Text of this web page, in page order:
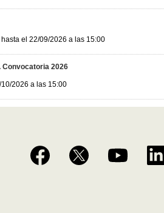
el 22/09/2026 a las 15:00
Convocatoria 2026
2026 a las 15:00